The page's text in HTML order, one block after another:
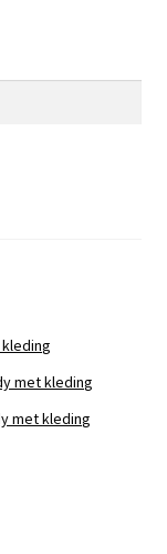
met kleding
met kleding